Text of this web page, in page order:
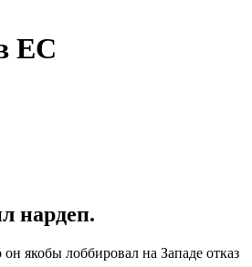
ЕС
нардеп.
якобы лоббировал на Западе отказ